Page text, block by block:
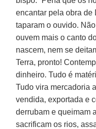
encantar pela obra de
taparam o ouvido.
ouvem mais o canto
nascem, nem se
Terra, pronto!
dinheiro. Tudo é
Tudo vira mercadoria
vendida, exportada e
derrubam e queimam
sacrificam os rios,